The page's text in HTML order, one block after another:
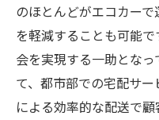
のほとんどがエコカー
を軽減することも可能
会を実現する一助とな
て、都市部での宅配サ
による効率的な配送で